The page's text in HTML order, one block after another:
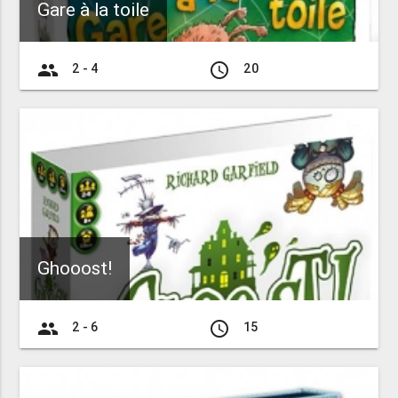
Gare à la toile
group 2 - 4 access_time 20
Ghooost!
group 2 - 6 access_time 15